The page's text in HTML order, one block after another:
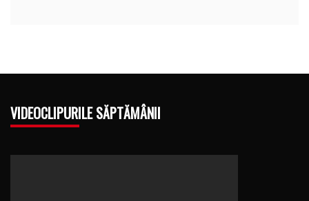
VIDEOCLIPURILE SĂPTĂMÂNII